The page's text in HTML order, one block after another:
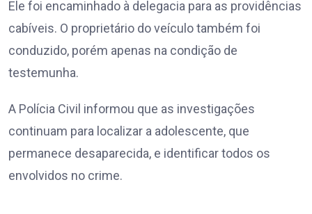
Ele foi encaminhado à delegacia para as providências
cabíveis. O proprietário do veículo também foi
conduzido, porém apenas na condição de
testemunha.
A Polícia Civil informou que as investigações
continuam para localizar a adolescente, que
permanece desaparecida, e identificar todos os
envolvidos no crime.